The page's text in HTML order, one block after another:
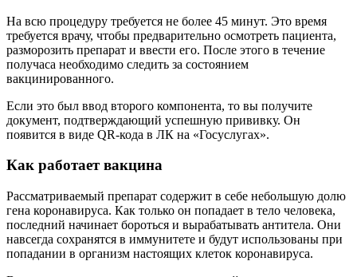
На всю процедуру требуется не более 45 минут. Это время
требуется врачу, чтобы предварительно осмотреть пациента,
разморозить препарат и ввести его. После этого в течение
получаса необходимо следить за состоянием
вакцинированного.
Если это был ввод второго компонента, то вы получите
документ, подтверждающий успешную прививку. Он
появится в виде QR-кода в ЛК на «Госуслугах».
Как работает вакцина
Рассматриваемый препарат содержит в себе небольшую долю
гена коронавируса. Как только он попадает в тело человека,
последний начинает бороться и вырабатывать антитела. Они
навсегда сохранятся в иммунитете и будут использованы при
попадании в организм настоящих клеток коронавируса.